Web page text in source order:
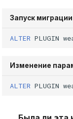
Запуск миграции
ALTER PLUGIN
Изменение
ALTER PLUGIN